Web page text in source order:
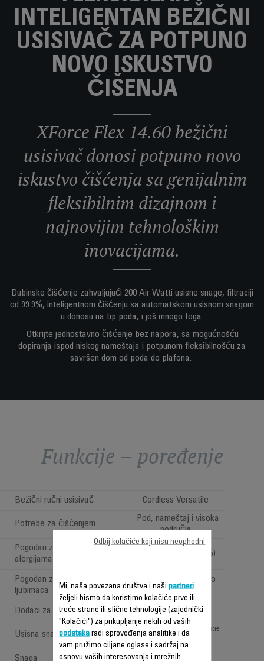
INTELIGENTAN BEŽIČNI
USISIVAČ ZA POTPUNO
NOVO ISKUSTVO
ČIŠENJA
XForce Flex 14.60 bežični
usisivač donosi potpuno novo
iskustvo čišćenja sa genijalnim
fleksibilnim dizajnom i
najnovijim tehnološkim
inovacijama.
Dubinsko čišćenje zahvaljujući 200 Air Watti usisne snage, filtraciji
od 99.9%, inteligentnom čišćenju sa automatskom usisnom snagom
u donosu na tip poda, i još mnogo toga.
Otkrijte jednostavno čišćenje bez napora, sa mogućnošću
dopiranja ispod niskog nameštaja i potpunom fleksibilnošću za
savršen dom od poda do plafona.
Funkcije – poređenje
Bežični ručni usisivač Cordless Versatile
Potrebe za čišćenjem
Pod, nameštaj i visoka
područja
Pogodan za osobe sa
alergijama
Da (filtracija < 99,9 %)
Pogodan za vlasnike kućnih
ljubimaca
Da (sa Animal Turbo
četkom)
Dodaci za automobil
Usisna snaga (Air Watt)
Very high performance
(>150AW)
Snaga
480 W
Mi, naša povezana društva i naši partneri
željeli bismo da koristimo kolačiće prve ili
treće strane ili slične tehnologije (zajednički
"Kolačići") za prikupljanje nekih od vaših
podatakaradi sprovođenja analitike i da
vam pružimo ciljane oglase i sadržaj na
osnovu vaših interesovanja i mrežnih
Odbij kolačiće koji nisu neophodni